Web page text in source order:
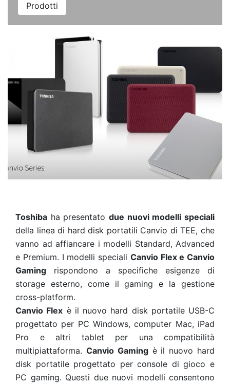
Prodotti
Toshiba ha presentato due nuovi modelli speciali
della linea di hard disk portatili Canvio di TEE, che
vanno ad affiancare i modelli Standard, Advanced
e Premium. I modelli speciali Canvio Flex e Canvio
Gaming rispondono a specifiche esigenze di
storage esterno, come il gaming e la gestione
cross-platform.
Canvio Flex è il nuovo hard disk portatile USB-C
progettato per PC Windows, computer Mac, iPad
Pro e altri tablet per una compatibilità
multipiattaforma. Canvio Gamingè il nuovo hard
disk portatile progettato per console di gioco e
PC gaming. Questi due nuovi modelli consentono